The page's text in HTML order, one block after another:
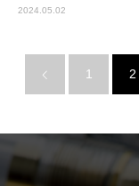
2024.05.02
1 2